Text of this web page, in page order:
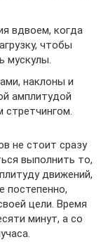
вдвоем, когда
чтобы
мускулы.
наклоны и
амплитудой
стретчингом.
не стоит сразу
выполнить то,
движений,
постепенно,
цели. Время
минут, а со